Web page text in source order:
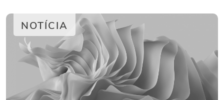
NOTÍCIA